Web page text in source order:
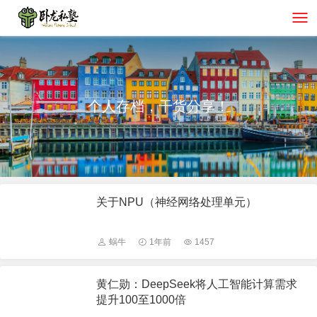
个人存档，干货分享！
关于NPU（神经网络处理单元）
蜗牛 1年前 1457
黄仁勋：DeepSeek将人工智能计算需求
提升100至1000倍